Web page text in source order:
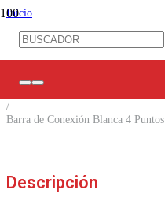
Inicio
Control Industrial
/
Barra de Conexión Blanca 4 Puntos
Descripción